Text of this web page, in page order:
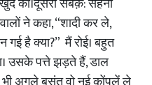
को।दूसरा सबक़: सहना
ने कहा, “शादी कर ले,
है क्या?” मैं रोई। बहुत
उसके पत्ते झड़ते हैं, डाल